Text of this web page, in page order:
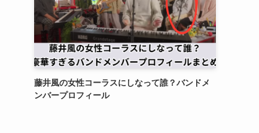
藤井風の女性コーラスにしなって誰？バンドメ
ンバープロフィール